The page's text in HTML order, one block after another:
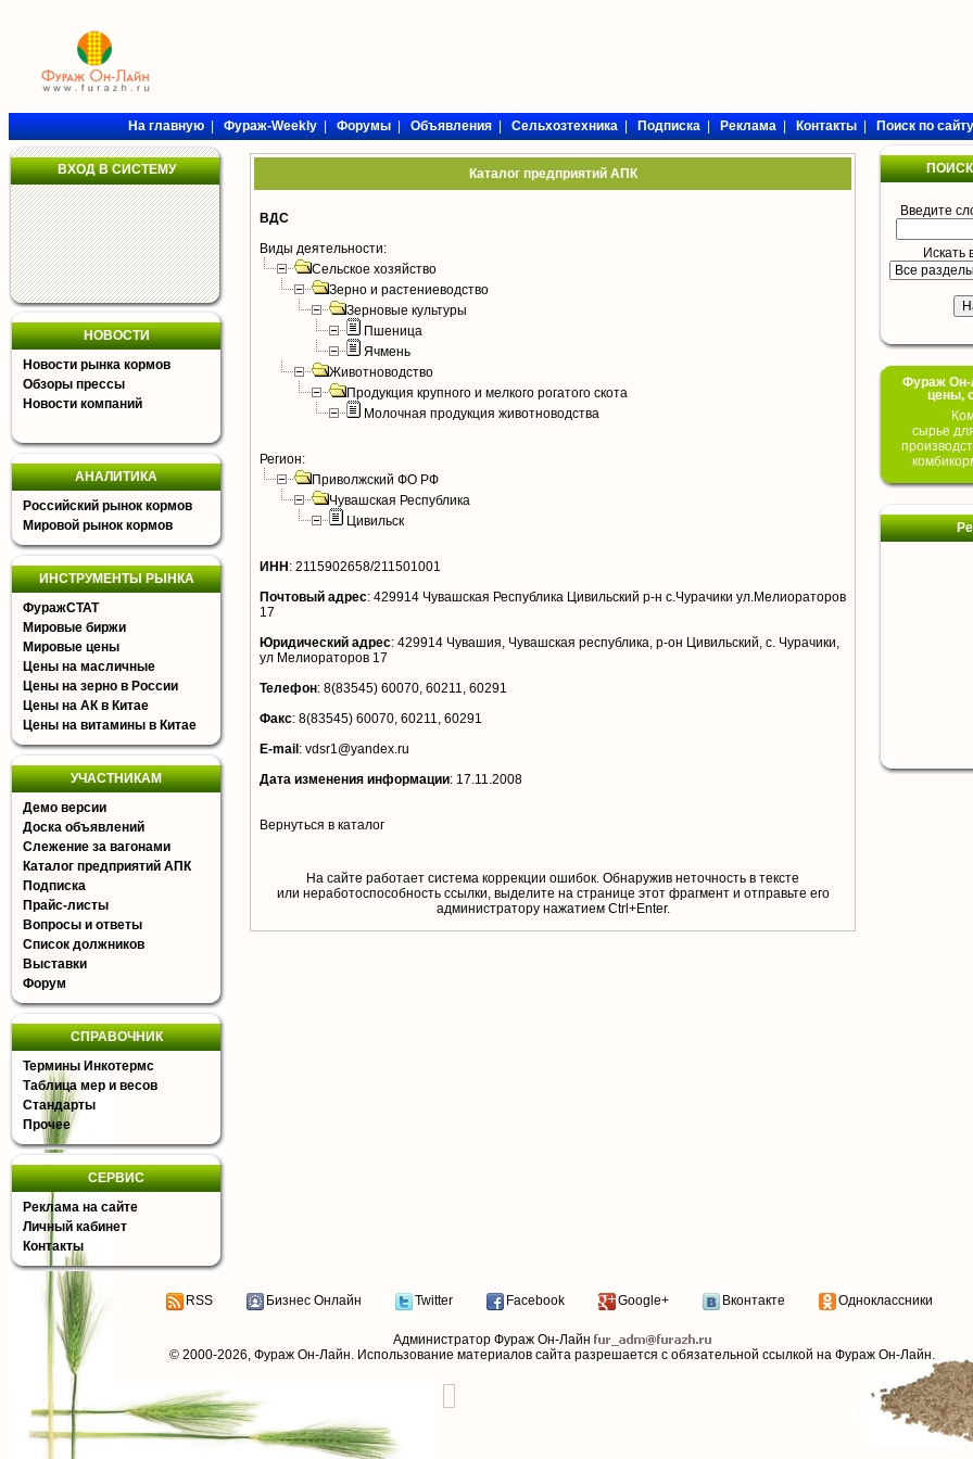
На главную|Фураж-Weekly|Форумы|Объявления|Сельхозтехника|Подписка|Реклама|Контакты|Поиск по сайту
ВХОД В СИСТЕМУ
НОВОСТИ
Новости рынка кормов
Обзоры прессы
Новости компаний
АНАЛИТИКА
Российский рынок кормов
Мировой рынок кормов
ИНСТРУМЕНТЫ РЫНКА
ФуражСТАТ
Мировые биржи
Мировые цены
Цены на масличные
Цены на зерно в России
Цены на АК в Китае
Цены на витамины в Китае
УЧАСТНИКАМ
Демо версии
Доска объявлений
Слежение за вагонами
Каталог предприятий АПК
Подписка
Прайс-листы
Вопросы и ответы
Список должников
Выставки
Форум
СПРАВОЧНИК
Термины Инкотермс
Таблица мер и весов
Стандарты
Прочее
СЕРВИС
Реклама на сайте
Личный кабинет
Контакты
Каталог предприятий АПК
ВДС
Виды деятельности:
Сельское хозяйство
Зерно и растениеводство
Зерновые культуры
Пшеница
Ячмень
Животноводство
Продукция крупного и мелкого рогатого скота
Молочная продукция животноводства
Регион:
Приволжский ФО РФ
Чувашская Республика
Цивильск
ИНН : 2115902658/211501001
Почтовый адрес: 429914 Чувашская Республика Цивильский р-н с.Чурачики ул.Мелиораторов
17
Юридический адрес: 429914 Чувашия, Чувашская республика, р-он Цивильский, с. Чурачики,
ул Мелиораторов 17
Телефон: 8(83545) 60070, 60211, 60291
Факс: 8(83545) 60070, 60211, 60291
E-mail : vdsr1@yandex.ru
Дата изменения информации: 17.11.2008
Вернуться в каталог
На сайте работает система коррекции ошибок. Обнаружив неточность в тексте
или неработоспособность ссылки, выделите на странице этот фрагмент и отправьте его
aдминистратору нажатием Ctrl+Enter.
Введите
Искать
Фураж Он-
цены,
сырье
RSS Бизнес Онлайн Twitter Facebook Google+ Вконтакте Одноклассники
Администратор Фураж Он-Лайн
© 2000-2026, Фураж Он-Лайн. Использование материалов сайта разрешается с обязательной ссылкой на Фураж Он-Лайн.